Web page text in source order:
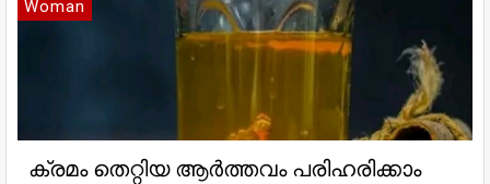
Woman
ക്രമം തെറ്റിയ ആർത്തവം പരിഹരിക്കാം